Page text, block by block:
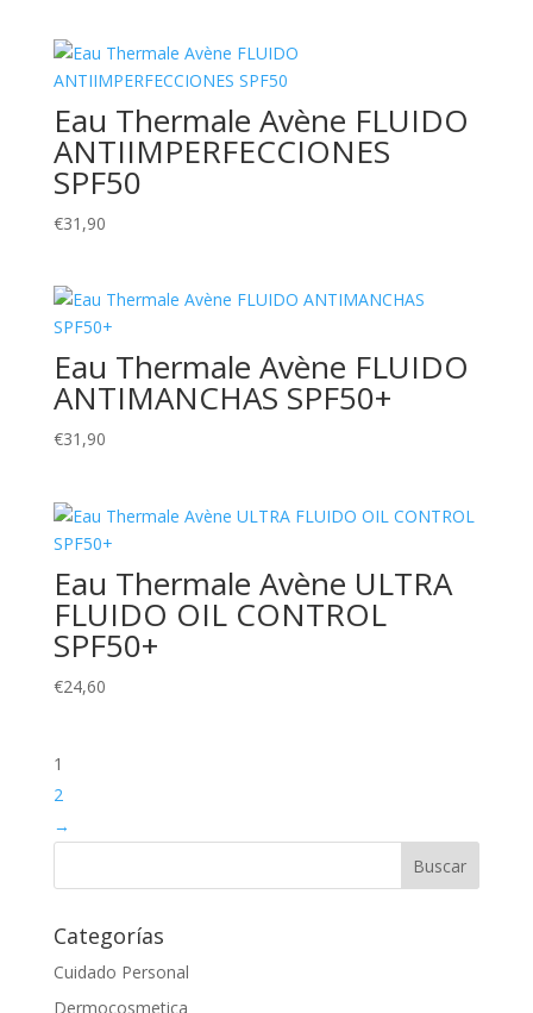
Eau Thermale Avène FLUIDO
ANTIIMPERFECCIONES
SPF50
€31,90
Eau Thermale Avène FLUIDO
ANTIMANCHAS SPF50+
€31,90
Eau Thermale Avène ULTRA
FLUIDO OIL CONTROL
SPF50+
€24,60
1
2
→
Categorías
Cuidado Personal
Dermocosmetica